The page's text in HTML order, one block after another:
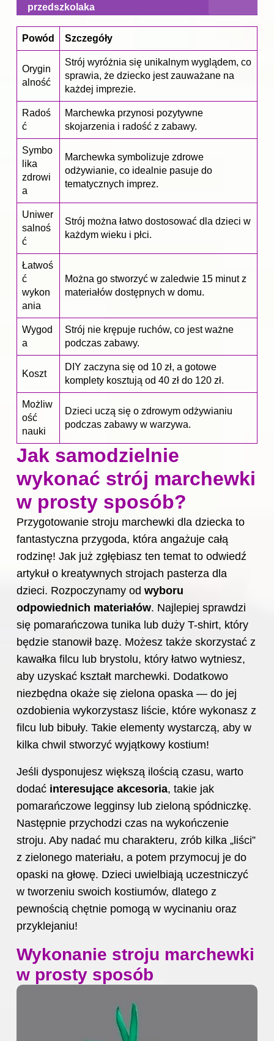
przedszkolaka
Powód Szczegóły
Orygin
alność
Strój wyróżnia się unikalnym wyglądem, co
sprawia, że dziecko jest zauważane na
każdej imprezie.
Radoś
ć
Marchewka przynosi pozytywne
skojarzenia i radość z zabawy.
Symbo
lika
zdrowi
a
Marchewka symbolizuje zdrowe
odżywianie, co idealnie pasuje do
tematycznych imprez.
Uniwer
salnoś
ć
Strój można łatwo dostosować dla dzieci w
każdym wieku i płci.
Łatwoś
ć
wykon
ania
Można go stworzyć w zaledwie 15 minut z
materiałów dostępnych w domu.
Wygod
a
Strój nie krępuje ruchów, co jest ważne
podczas zabawy.
Koszt
DIY zaczyna się od 10 zł, a gotowe
komplety kosztują od 40 zł do 120 zł.
Możliw
ość
nauki
Dzieci uczą się o zdrowym odżywianiu
podczas zabawy w warzywa.
Jak samodzielnie
wykonać strój marchewki
w prosty sposób?
Przygotowanie stroju marchewki dla dziecka to
fantastyczna przygoda, która angażuje całą
rodzinę! Jak już zgłębiasz ten temat to odwiedź
artykuł o kreatywnych strojach pasterza dla
dzieci. Rozpoczynamy od wyboru
odpowiednich materiałów. Najlepiej sprawdzi
się pomarańczowa tunika lub duży T-shirt, który
będzie stanowił bazę. Możesz także skorzystać z
kawałka filcu lub brystolu, który łatwo wytniesz,
aby uzyskać kształt marchewki. Dodatkowo
niezbędna okaże się zielona opaska — do jej
ozdobienia wykorzystasz liście, które wykonasz z
filcu lub bibuły. Takie elementy wystarczą, aby w
kilka chwil stworzyć wyjątkowy kostium!
Jeśli dysponujesz większą ilością czasu, warto
dodać interesujące akcesoria, takie jak
pomarańczowe legginsy lub zieloną spódniczkę.
Następnie przychodzi czas na wykończenie
stroju. Aby nadać mu charakteru, zrób kilka „liści”
z zielonego materiału, a potem przymocuj je do
opaski na głowę. Dzieci uwielbiają uczestniczyć
w tworzeniu swoich kostiumów, dlatego z
pewnością chętnie pomogą w wycinaniu oraz
przyklejaniu!
Wykonanie stroju marchewki
w prosty sposób